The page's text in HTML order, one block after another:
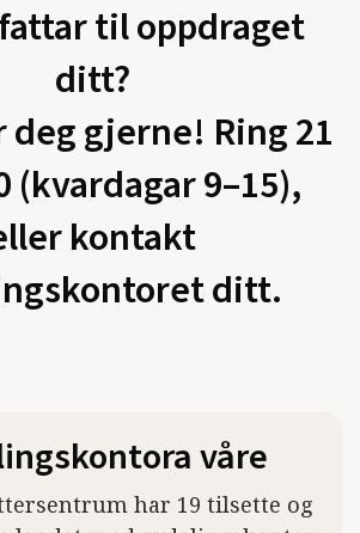
til oppdraget
ditt?
gjerne! Ring 21
(kvardagar 9–15),
kontakt
ditt.
våre
har 19 tilsette og